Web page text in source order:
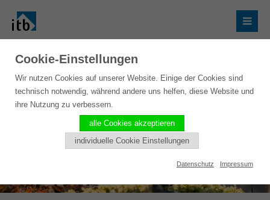
Cookie-Einstellungen
Wir nutzen Cookies auf unserer Website. Einige der Cookies sind
technisch notwendig, während andere uns helfen, diese Website und
ihre Nutzung zu verbessern.
alle Cookies akzeptieren
individuelle Cookie Einstellungen
Datenschutz Impressum